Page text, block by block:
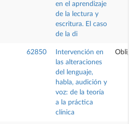
en el aprendizaje
de la lectura y
escritura. El caso
de la di
62850
Intervención en
las alteraciones
del lenguaje,
habla, audición y
voz: de la teoría
a la práctica
clínica